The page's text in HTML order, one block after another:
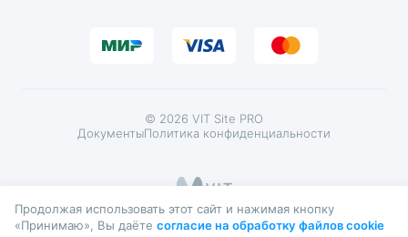
© 2026 VIT Site PRO
ДокументыПолитика конфиденциальности
Продолжая использовать этот сайт и нажимая кнопку
«Принимаю», Вы даёте согласие на обработку файлов cookie
Детский пластический хирург
Детский проктолог
Детский психолог